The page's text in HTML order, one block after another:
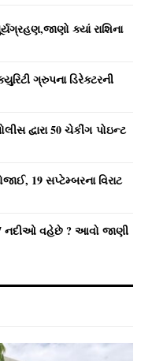
C
ક્યાં રાશિના
ગ્રુપના ડિરેક્ટરની
દ્વારા 50 ચેકીંગ પોઇન્‍ટ
19 સપ્ટેમ્બરના વિરાટ
નદીઓ વહેછે ? આવો જાણી